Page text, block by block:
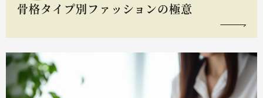
骨格タイプ別ファッションの極意